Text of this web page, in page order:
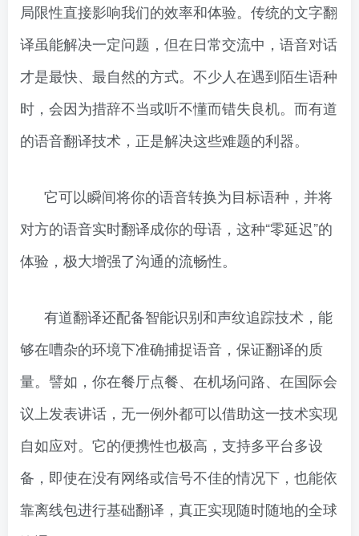
局限性直接影响我们的效率和体验。传统的文字翻
译虽能解决一定问题，但在日常交流中，语音对话
才是最快、最自然的方式。不少人在遇到陌生语种
时，会因为措辞不当或听不懂而错失良机。而有道
的语音翻译技术，正是解决这些难题的利器。
它可以瞬间将你的语音转换为目标语种，并将
对方的语音实时翻译成你的母语，这种“零延迟”的
体验，极大增强了沟通的流畅性。
有道翻译还配备智能识别和声纹追踪技术，能
够在嘈杂的环境下准确捕捉语音，保证翻译的质
量。譬如，你在餐厅点餐、在机场问路、在国际会
议上发表讲话，无一例外都可以借助这一技术实现
自如应对。它的便携性也极高，支持多平台多设
备，即使在没有网络或信号不佳的情况下，也能依
靠离线包进行基础翻译，真正实现随时随地的全球